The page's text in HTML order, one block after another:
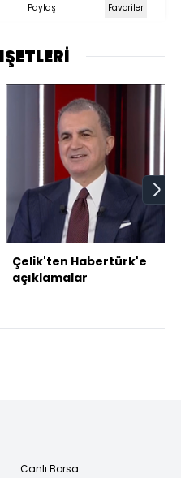
Paylaş Favoriler
Çelik'ten Habertürk'e
açıklamalar
Canlı Borsa